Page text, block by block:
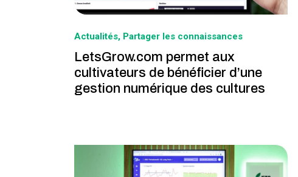
Actualités Partager les connaissances
LetsGrow.com permet aux
cultivateurs de bénéficier d’une
gestion numérique des cultures